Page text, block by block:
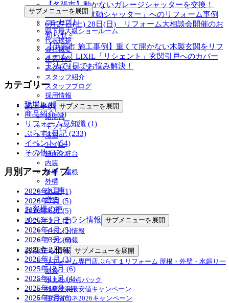
サブメニューを展開
コンセプト
県下最大級ショールーム
代表挨拶
会社概要
企業理念
アクセスマップ
スタッフ紹介
スタッフブログ
採用情報
施工事例 サブメニューを展開
給湯器
キッチン
浴室
トイレ
洗面化粧台
内装
外壁・屋根
外構
小工事
増築
お客様の声
イベント・チラシ情報 サブメニューを展開
イベント情報
チラシ情報
お役立ち情報 サブメニューを展開
リフォーム専門店ぷらす１リフォーム 屋根・外壁・水廻り一
新祭
水まわり4点パック
外壁塗装最安値キャンペーン
住宅省エネ2026キャンペーン
【名張市】動かないガレージシャッターを交換！
LIXIL「軽量電動シャッター」へのリフォーム事例
6月27日(土) 28日(日) リフォーム大相談会開催のお
知らせ⭐
【伊賀市 施工事例】重くて開かない木製玄関をリフ
ォーム！LIXIL「リシェント」玄関引戸へのカバー
工法で1日でお悩み解決！
カテゴリー
現場レポート (14)
商品紹介 (3)
リフォーム豆知識 (1)
ぷらす1日記 (233)
イベント (54)
その他 (12)
月別アーカイブ
2026年8月 (1)
2026年7月 (5)
2026年6月 (5)
2026年5月 (2)
2026年4月 (5)
2026年3月 (6)
2026年2月 (4)
2026年1月 (3)
2025年12月 (6)
2025年11月 (4)
2025年10月 (4)
2025年9月 (6)